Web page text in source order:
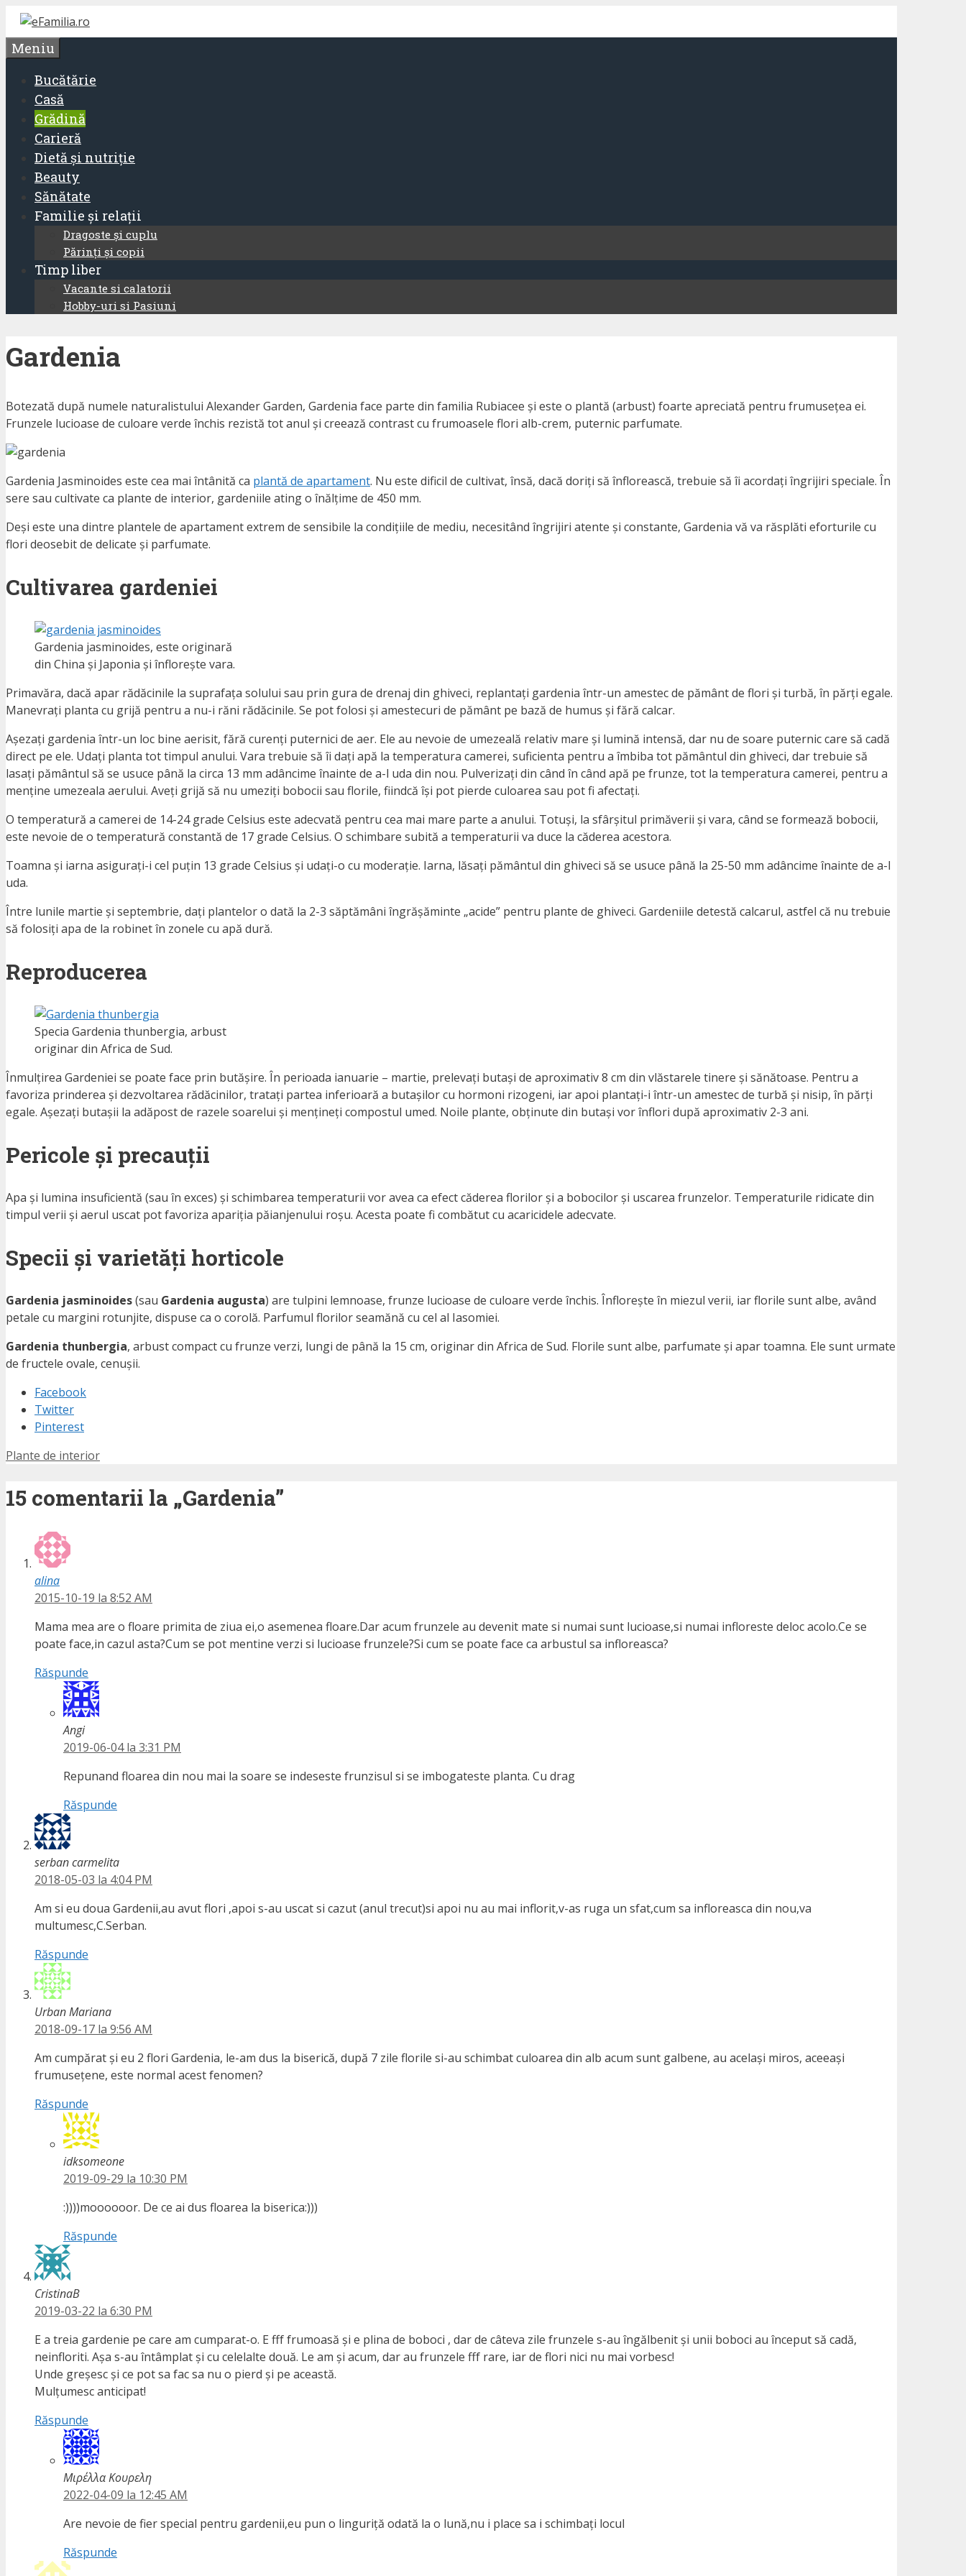
Sari
conținut
Meniu
Bucătărie
Casă
Grădină
Carieră
Dietă și nutriție
Beauty
Sănătate
Familie și relații
Dragoste și cuplu
Părinți și copii
Timp liber
Vacante si calatorii
Hobby-uri si Pasiuni
Gardenia
Botezată după numele naturalistului Alexander Garden, Gardenia face parte din familia Rubiacee și este o plantă (arbust) foarte apreciată pentru frumusețea ei.
Frunzele lucioase de culoare verde închis rezistă tot anul și creează contrast cu frumoasele flori alb-crem, puternic parfumate.
Gardenia Jasminoides este cea mai întânită ca plantă de apartament. Nu este dificil de cultivat, însă, dacă doriți să înflorească, trebuie să îi acordați îngrijiri speciale. În
sere sau cultivate ca plante de interior, gardeniile ating o înălțime de 450 mm.
Deși este una dintre plantele de apartament extrem de sensibile la condițiile de mediu, necesitând îngrijiri atente și constante, Gardenia vă va răsplăti eforturile cu
flori deosebit de delicate și parfumate.
Cultivarea gardeniei
Gardenia jasminoides, este originară
din China și Japonia și înflorește vara.
Primavăra, dacă apar rădăcinile la suprafața solului sau prin gura de drenaj din ghiveci, replantați gardenia într-un amestec de pământ de flori și turbă, în părți egale.
Manevrați planta cu grijă pentru a nu-i răni rădăcinile. Se pot folosi și amestecuri de pământ pe bază de humus și fără calcar.
Așezați gardenia într-un loc bine aerisit, fără curenți puternici de aer. Ele au nevoie de umezeală relativ mare și lumină intensă, dar nu de soare puternic care să cadă
direct pe ele. Udați planta tot timpul anului. Vara trebuie să îi dați apă la temperatura camerei, suficienta pentru a îmbiba tot pământul din ghiveci, dar trebuie să
lasați pământul să se usuce până la circa 13 mm adâncime înainte de a-l uda din nou. Pulverizați din când în când apă pe frunze, tot la temperatura camerei, pentru a
menține umezeala aerului. Aveți grijă să nu umeziți bobocii sau florile, fiindcă își pot pierde culoarea sau pot fi afectați.
O temperatură a camerei de 14-24 grade Celsius este adecvată pentru cea mai mare parte a anului. Totuși, la sfârșitul primăverii și vara, când se formează bobocii,
este nevoie de o temperatură constantă de 17 grade Celsius. O schimbare subită a temperaturii va duce la căderea acestora.
Toamna și iarna asigurați-i cel puțin 13 grade Celsius și udați-o cu moderație. Iarna, lăsați pământul din ghiveci să se usuce până la 25-50 mm adâncime înainte de a-l
uda.
Între lunile martie și septembrie, dați plantelor o dată la 2-3 săptămâni îngrășăminte „acide” pentru plante de ghiveci. Gardeniile detestă calcarul, astfel că nu trebuie
să folosiți apa de la robinet în zonele cu apă dură.
Reproducerea
Specia Gardenia thunbergia, arbust
originar din Africa de Sud.
Înmulțirea Gardeniei se poate face prin butășire. În perioada ianuarie – martie, prelevați butași de aproximativ 8 cm din vlăstarele tinere și sănătoase. Pentru a
favoriza prinderea și dezvoltarea rădăcinilor, tratați partea inferioară a butașilor cu hormoni rizogeni, iar apoi plantați-i într-un amestec de turbă și nisip, în părți
egale. Așezați butașii la adăpost de razele soarelui și mențineți compostul umed. Noile plante, obținute din butași vor înflori după aproximativ 2-3 ani.
Pericole și precauții
Apa și lumina insuficientă (sau în exces) și schimbarea temperaturii vor avea ca efect căderea florilor și a bobocilor și uscarea frunzelor. Temperaturile ridicate din
timpul verii și aerul uscat pot favoriza apariția păianjenului roșu. Acesta poate fi combătut cu acaricidele adecvate.
Specii și varietăți horticole
Gardenia jasminoides(sau Gardenia augusta) are tulpini lemnoase, frunze lucioase de culoare verde închis. Înflorește în miezul verii, iar florile sunt albe, având
petale cu margini rotunjite, dispuse ca o corolă. Parfumul florilor seamănă cu cel al Iasomiei.
Gardenia thunbergia, arbust compact cu frunze verzi, lungi de până la 15 cm, originar din Africa de Sud. Florile sunt albe, parfumate și apar toamna. Ele sunt urmate
de fructele ovale, cenușii.
Facebook
Twitter
Pinterest
Etichete
Plante de interior
15 comentarii la „Gardenia”
alina
2015-10-19 la 8:52 AM
Mama mea are o floare primita de ziua ei,o asemenea floare.Dar acum frunzele au devenit mate si numai sunt lucioase,si numai infloreste deloc acolo.Ce se
poate face,in cazul asta?Cum se pot mentine verzi si lucioase frunzele?Si cum se poate face ca arbustul sa infloreasca?
Răspunde
Angi
2019-06-04 la 3:31 PM
Repunand floarea din nou mai la soare se indeseste frunzisul si se imbogateste planta. Cu drag
Răspunde
serban carmelita
2018-05-03 la 4:04 PM
Am si eu doua Gardenii,au avut flori ,apoi s-au uscat si cazut (anul trecut)si apoi nu au mai inflorit,v-as ruga un sfat,cum sa infloreasca din nou,va
multumesc,C.Serban.
Răspunde
Urban Mariana
2018-09-17 la 9:56 AM
Am cumpărat și eu 2 flori Gardenia, le-am dus la biserică, după 7 zile florile si-au schimbat culoarea din alb acum sunt galbene, au același miros, aceeași
frumusețene, este normal acest fenomen?
Răspunde
idksomeone
2019-09-29 la 10:30 PM
:))))moooooor. De ce ai dus floarea la biserica:)))
Răspunde
CristinaB
2019-03-22 la 6:30 PM
E a treia gardenie pe care am cumparat-o. E fff frumoasă și e plina de boboci , dar de câteva zile frunzele s-au îngălbenit și unii boboci au început să cadă,
neinfloriti. Așa s-au întâmplat și cu celelalte două. Le am și acum, dar au frunzele fff rare, iar de flori nici nu mai vorbesc!
Unde greșesc și ce pot sa fac sa nu o pierd și pe această.
Mulțumesc anticipat!
Răspunde
Μιρέλλα Κουρελη
2022-04-09 la 12:45 AM
Are nevoie de fier special pentru gardenii,eu pun o linguriță odată la o lună,nu i place sa i schimbați locul
Răspunde